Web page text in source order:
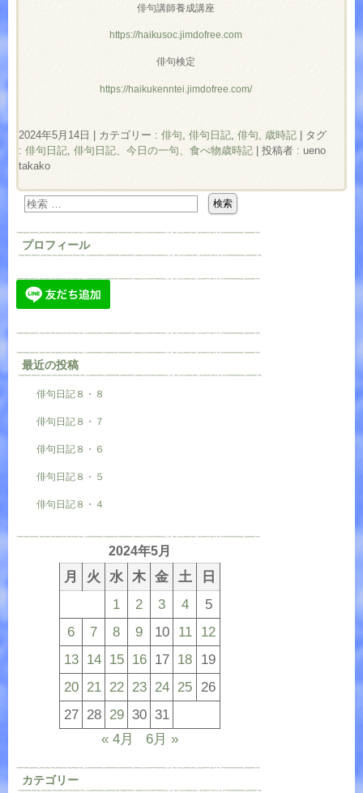
俳句講師養成講座
https://haikusoc.jimdofree.com
俳句検定
https://haikukenntei.jimdofree.com/
2024年5月14日 | カテゴリー : 俳句 俳句日記 俳句, 歳時記 | タグ
: 俳句日記 俳句日記、今日の一句、食べ物歳時記 | 投稿者 : ueno
takako
プロフィール
最近の投稿
俳句日記８・８
俳句日記８・７
俳句日記８・６
俳句日記８・５
俳句日記８・４
2024年5月
月 火 水 木 金 土
日
1
2 3 4
5
6
7 8 9 10 11
12
13 14 15 16 17 18 19
20 21 22 23 24 25 26
27 28 29 30 31
« 4月
6月 »
カテゴリー